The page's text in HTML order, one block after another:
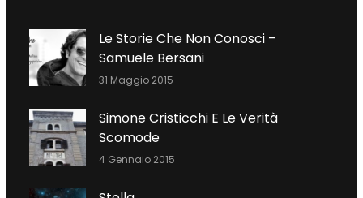
O
O
K
E
R
N
Le Storie Che Non Conosci –
Samuele Bersani
31 Maggio 2015
Simone Cristicchi E Le Verità
Scomode
4 Gennaio 2015